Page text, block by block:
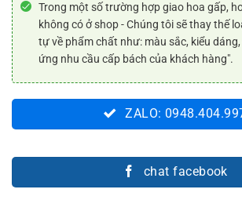
Trong một số trường hợp giao hoa gấp,
không có ở shop - Chúng tôi sẽ thay thế
tự về phẩm chất như: màu sắc, kiểu
ứng nhu cầu cấp bách của khách hàng".
ZALO:
chat facebook